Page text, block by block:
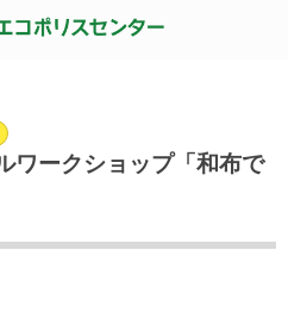
ワークショップ「和布で